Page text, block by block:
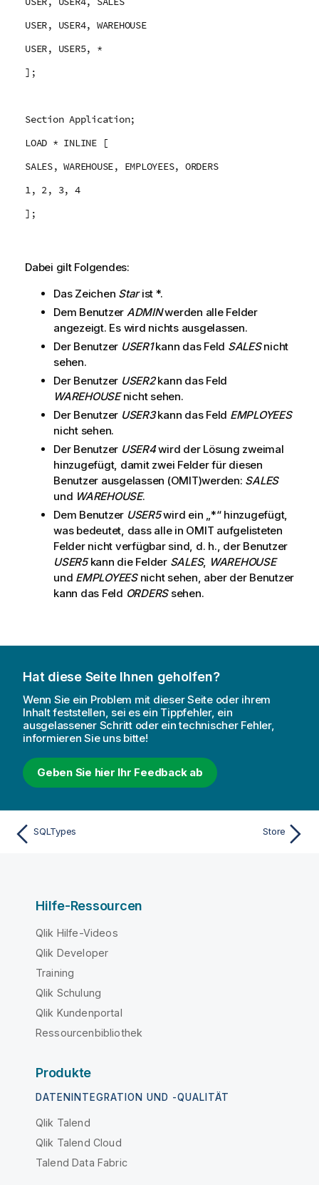
USER, USER4, WAREHOUSE
USER, USER5, *
];
Section Application;
LOAD * INLINE [
SALES, WAREHOUSE, EMPLOYEES, ORDERS
1, 2, 3, 4
];
Dabei gilt Folgendes:
Das Zeichen Starist *.
Dem Benutzer ADMINwerden alle Felder
angezeigt. Es wird nichts ausgelassen.
Der Benutzer USER1kann das Feld SALESnicht
sehen.
Der Benutzer USER2kann das Feld
WAREHOUSEnicht sehen.
Der Benutzer USER3kann das Feld EMPLOYEES
nicht sehen.
Der Benutzer USER4wird der Lösung zweimal
hinzugefügt, damit zwei Felder für diesen
Benutzer ausgelassen (OMIT)werden: SALES
und WAREHOUSE.
Dem Benutzer USER5wird ein „*“ hinzugefügt,
was bedeutet, dass alle in OMIT aufgelisteten
Felder nicht verfügbar sind, d. h., der Benutzer
USER5kann die Felder SALES, WAREHOUSE
und EMPLOYEES nicht sehen, aber der Benutzer
kann das Feld ORDERSsehen.
Hat diese Seite Ihnen geholfen?
Wenn Sie ein Problem mit dieser Seite oder ihrem
Inhalt feststellen, sei es ein Tippfehler, ein
ausgelassener Schritt oder ein technischer Fehler,
informieren Sie uns bitte!
Geben Sie hier Ihr Feedback ab
SQLTypes Store
Hilfe-Ressourcen
Qlik Hilfe-Videos
Qlik Developer
Training
Qlik Schulung
Qlik Kundenportal
Ressourcenbibliothek
Produkte
DATENINTEGRATION UND -QUALITÄT
Qlik Talend
Qlik Talend Cloud
Talend Data Fabric